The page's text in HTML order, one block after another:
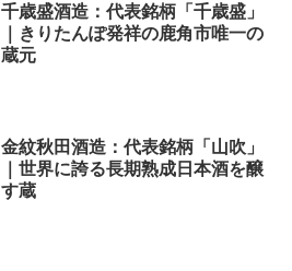
千歳盛酒造：代表銘柄「千歳盛」
｜きりたんぽ発祥の鹿角市唯一の
蔵元
金紋秋田酒造：代表銘柄「山吹」
｜世界に誇る長期熟成日本酒を醸
す蔵